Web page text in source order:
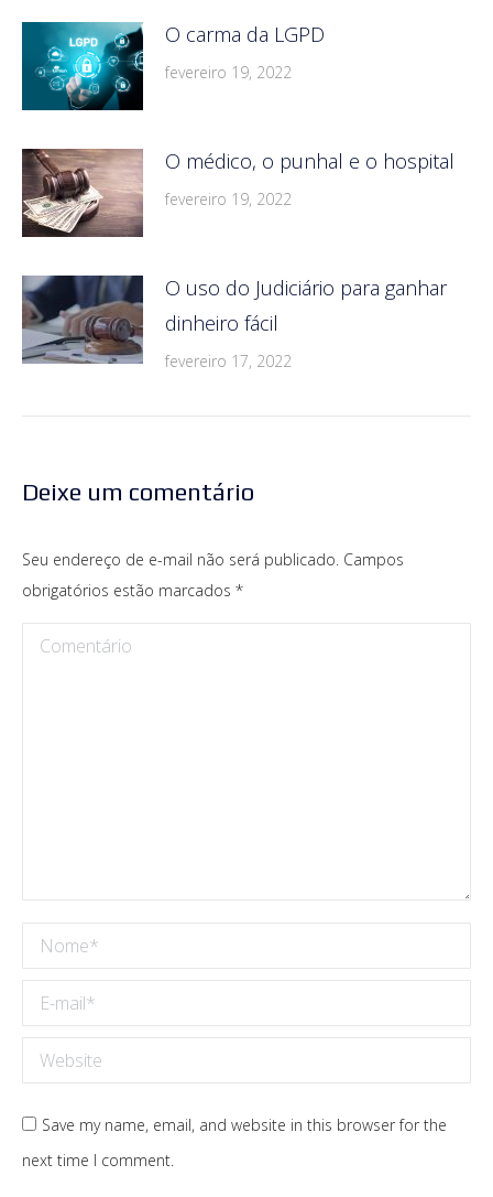
O carma da LGPD
fevereiro 19, 2022
O médico, o punhal e o hospital
fevereiro 19, 2022
O uso do Judiciário para ganhar
dinheiro fácil
fevereiro 17, 2022
Deixe um comentário
Seu endereço de e-mail não será publicado. Campos
obrigatórios estão marcados *
Comentário
Nome *
E-mail *
Website
Save my name, email, and website in this browser for the
next time I comment.